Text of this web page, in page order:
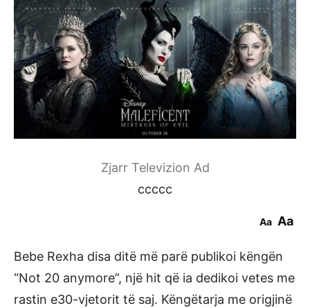
Zjarr Televizion Ad
ccccc
Aa Aa
Bebe Rexha disa ditë më parë publikoi këngën
“Not 20 anymore”, një hit që ia dedikoi vetes me
rastin e30-vjetorit të saj. Këngëtarja me origjinë